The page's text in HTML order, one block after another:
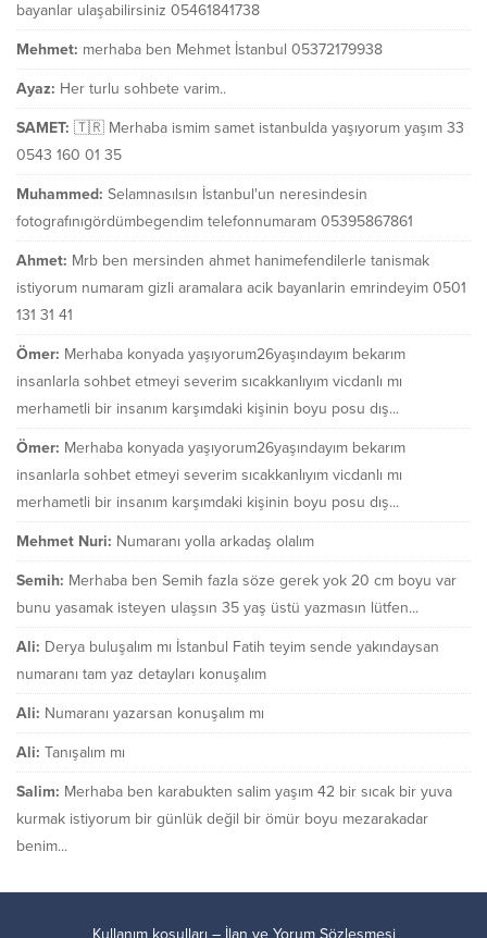
bayanlar ulaşabilirsiniz 05461841738
Mehmet: merhaba ben Mehmet İstanbul 05372179938
Ayaz: Her turlu sohbete varim..
SAMET: 🇹🇷 Merhaba ismim samet istanbulda yaşıyorum yaşım 33
0543 160 01 35
Muhammed: Selamnasılsın İstanbul'un neresindesin
fotografınıgördümbegendim telefonnumaram 05395867861
Ahmet: Mrb ben mersinden ahmet hanimefendilerle tanismak
istiyorum numaram gizli aramalara acik bayanlarin emrindeyim 0501
131 31 41
Ömer: Merhaba konyada yaşıyorum26yaşındayım bekarım
insanlarla sohbet etmeyi severim sıcakkanlıyım vicdanlı mı
merhametli bir insanım karşımdaki kişinin boyu posu dış...
Ömer: Merhaba konyada yaşıyorum26yaşındayım bekarım
insanlarla sohbet etmeyi severim sıcakkanlıyım vicdanlı mı
merhametli bir insanım karşımdaki kişinin boyu posu dış...
Mehmet Nuri: Numaranı yolla arkadaş olalım
Semih: Merhaba ben Semih fazla söze gerek yok 20 cm boyu var
bunu yasamak isteyen ulaşsın 35 yaş üstü yazmasın lütfen...
Ali: Derya buluşalım mı İstanbul Fatih teyim sende yakındaysan
numaranı tam yaz detayları konuşalım
Ali: Numaranı yazarsan konuşalım mı
Ali: Tanışalım mı
Salim: Merhaba ben karabukten salim yaşım 42 bir sıcak bir yuva
kurmak istiyorum bir günlük değil bir ömür boyu mezarakadar
benim...
Kullanım koşulları – İlan ve Yorum Sözleşmesi